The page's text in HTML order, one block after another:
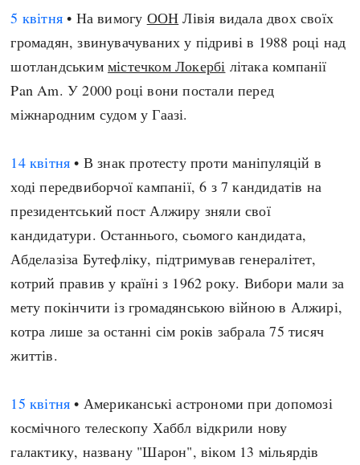
5 квітня • На вимогу ООН Лівія видала двох своїх
громадян, звинувачуваних у підриві в 1988 році над
шотландськиммістечком Локербі літака компанії
Pan Am. У 2000 році вони постали перед
міжнародним судом у Гаазі.
14 квітня • В знак протесту проти маніпуляцій в
ході передвиборчої кампанії, 6 з 7 кандидатів на
президентський пост Алжиру зняли свої
кандидатури. Останнього, сьомого кандидата,
Абделазіза Бутефліку, підтримував генералітет,
котрий правив у країні з 1962 року. Вибори мали за
мету покінчити із громадянською війною в Алжирі,
котра лише за останні сім років забрала 75 тисяч
життів.
15 квітня • Американські астрономи при допомозі
космічного телескопу Хаббл відкрили нову
галактику, названу "Шарон", віком 13 мільярдів